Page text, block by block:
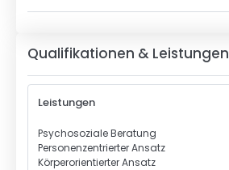
Qualifikationen & Leistungen
Leistungen
Psychosoziale Beratung
Personenzentrierter Ansatz
Körperorientierter Ansatz